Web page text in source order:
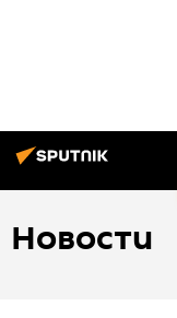
Новости